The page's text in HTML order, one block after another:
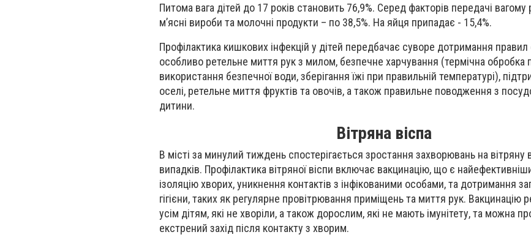
Питома вага дітей до 17 років становить 76,9%. Серед факторів передачі вагому
м’ясні вироби та молочні продукти – по 38,5%. На яйця припадає - 15,4%.
Профілактика кишкових інфекцій у дітей передбачає суворе дотримання правил
особливо ретельне миття рук з милом, безпечне харчування (термічна обробка
використання безпечної води, зберігання їжі при правильній температурі),
оселі, ретельне миття фруктів та овочів, а також правильне поводження з
дитини.
Вітряна віспа
В місті за минулий тиждень спостерігається зростання захворювань на вітряну
випадків. Профілактика вітряної віспи включає вакцинацію, що є
ізоляцію хворих, уникнення контактів з інфікованими особами, та дотримання
гігієни, таких як регулярне провітрювання приміщень та миття рук. Вакцинацію
усім дітям, які не хворіли, а також дорослим, які не мають імунітету, та можна
екстрений захід після контакту з хворим.